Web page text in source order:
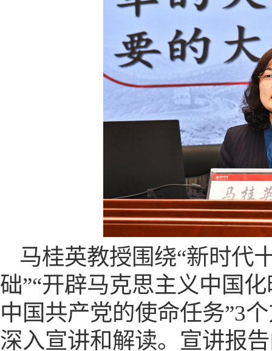
马桂英教授围绕“新时代
础”“开辟马克思主义中国
中国共产党的使命任务”3
深入宣讲和解读。宣讲报